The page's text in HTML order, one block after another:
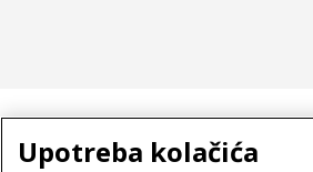
Upotreba kolačića